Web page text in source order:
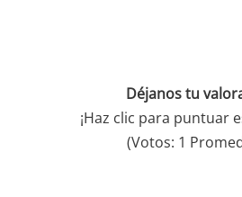
Déjanos tu
¡Haz clic para puntuar
(Votos: 1